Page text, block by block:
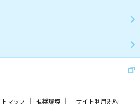
マップ 推奨環境 サイト利用規約